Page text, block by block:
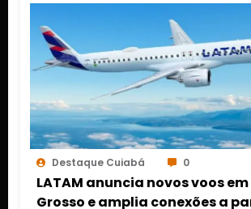
Destaque Cuiabá 0
LATAM anuncia novos voos
Grosso e amplia conexões a